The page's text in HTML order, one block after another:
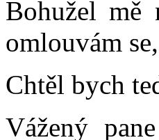
Bohužel mě
omlouvám
Chtěl bych
Vážený